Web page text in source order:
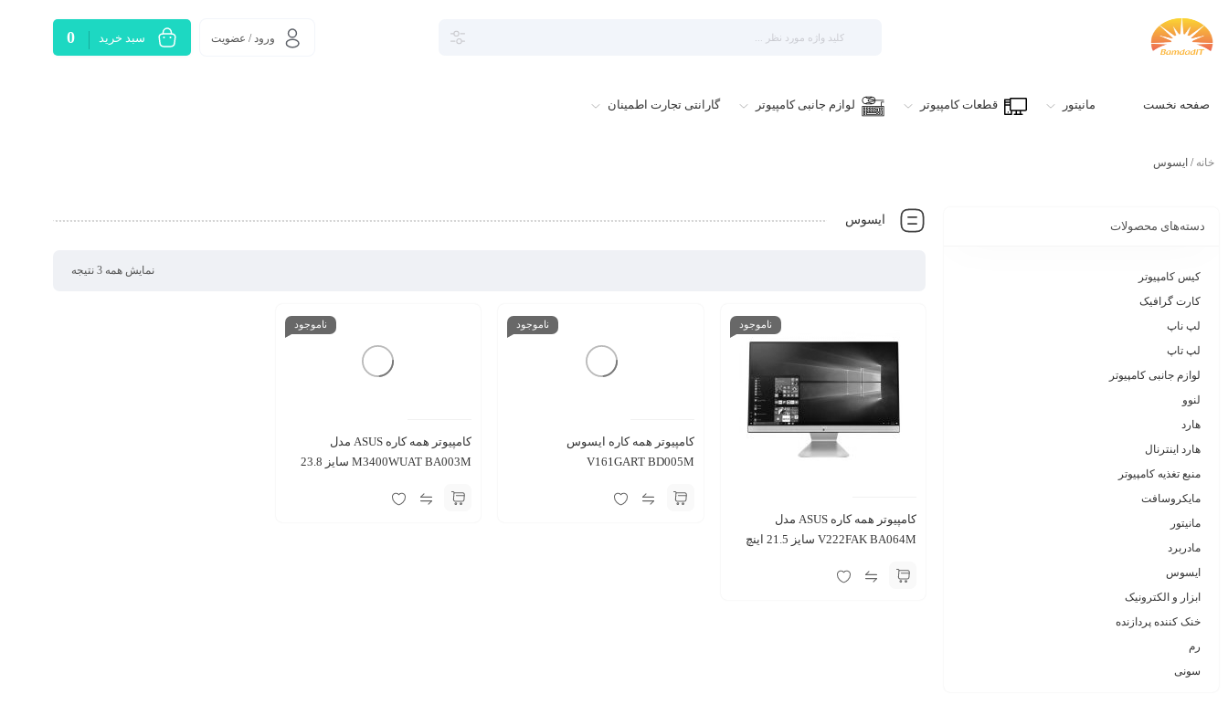
ورود / عضویت سبد خرید 0
صفحه نخست مانیتور قطعات کامپیوتر لوازم جانبی کامپیوتر گارانتی تجارت اطمینان
خانه / ایسوس
دسته‌های محصولات
کیس کامپیوتر
کارت گرافیک
لپ ناپ
لپ تاپ
لوازم جانبی کامپیوتر
لنوو
هارد
هارد اینترنال
منبع تغذیه کامپیوتر
مایکروسافت
مانیتور
مادربرد
ایسوس
ابزار و الکترونیک
خنک کننده پردازنده
رم
سونی
ایسوس
نمایش همه 3 نتیجه
ناموجود
کامپیوتر همه کاره ASUS مدل
V222FAK BA064M سایز 21.5 اینچ
ناموجود
کامپیوتر همه کاره ایسوس
V161GART BD005M
ناموجود
کامپیوتر همه کاره ASUS مدل
M3400WUAT BA003M سایز 23.8